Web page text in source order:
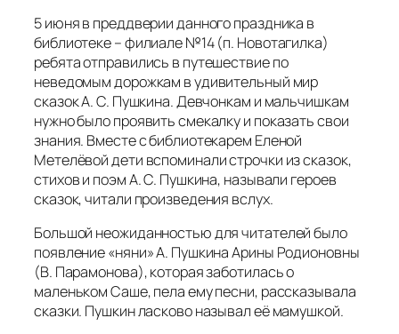
5 июня в преддверии данного праздника в
библиотеке – филиале №14 (п. Новотагилка)
ребята отправились в путешествие по
неведомым дорожкам в удивительный мир
сказок А. С. Пушкина. Девчонкам и мальчишкам
нужно было проявить смекалку и показать свои
знания. Вместе с библиотекарем Еленой
Метелёвой дети вспоминали строчки из сказок,
стихов и поэм А. С. Пушкина, называли героев
сказок, читали произведения вслух.
Большой неожиданностью для читателей было
появление «няни» А. Пушкина Арины Родионовны
(В. Парамонова), которая заботилась о
маленьком Саше, пела ему песни, рассказывала
сказки. Пушкин ласково называл её мамушкой.